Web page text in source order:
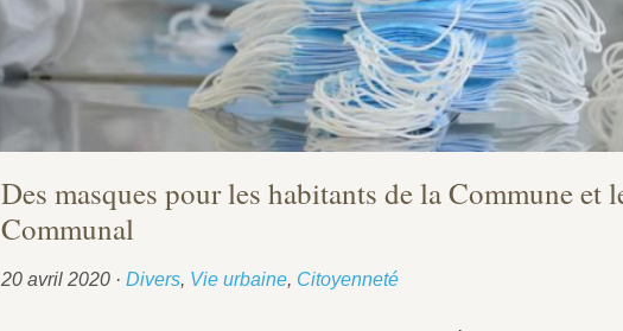
Des masques pour les habitants de la Commune et
Communal
20 avril 2020 · Divers, Vie urbaine, Citoyenneté